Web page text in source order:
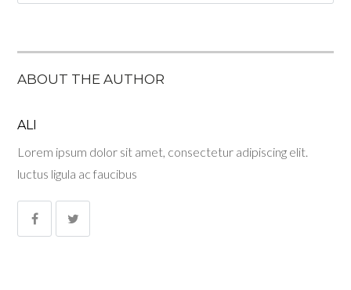
ABOUT THE AUTHOR
ALI
Lorem ipsum dolor sit amet, consectetur adipiscing elit.
luctus ligula ac faucibus